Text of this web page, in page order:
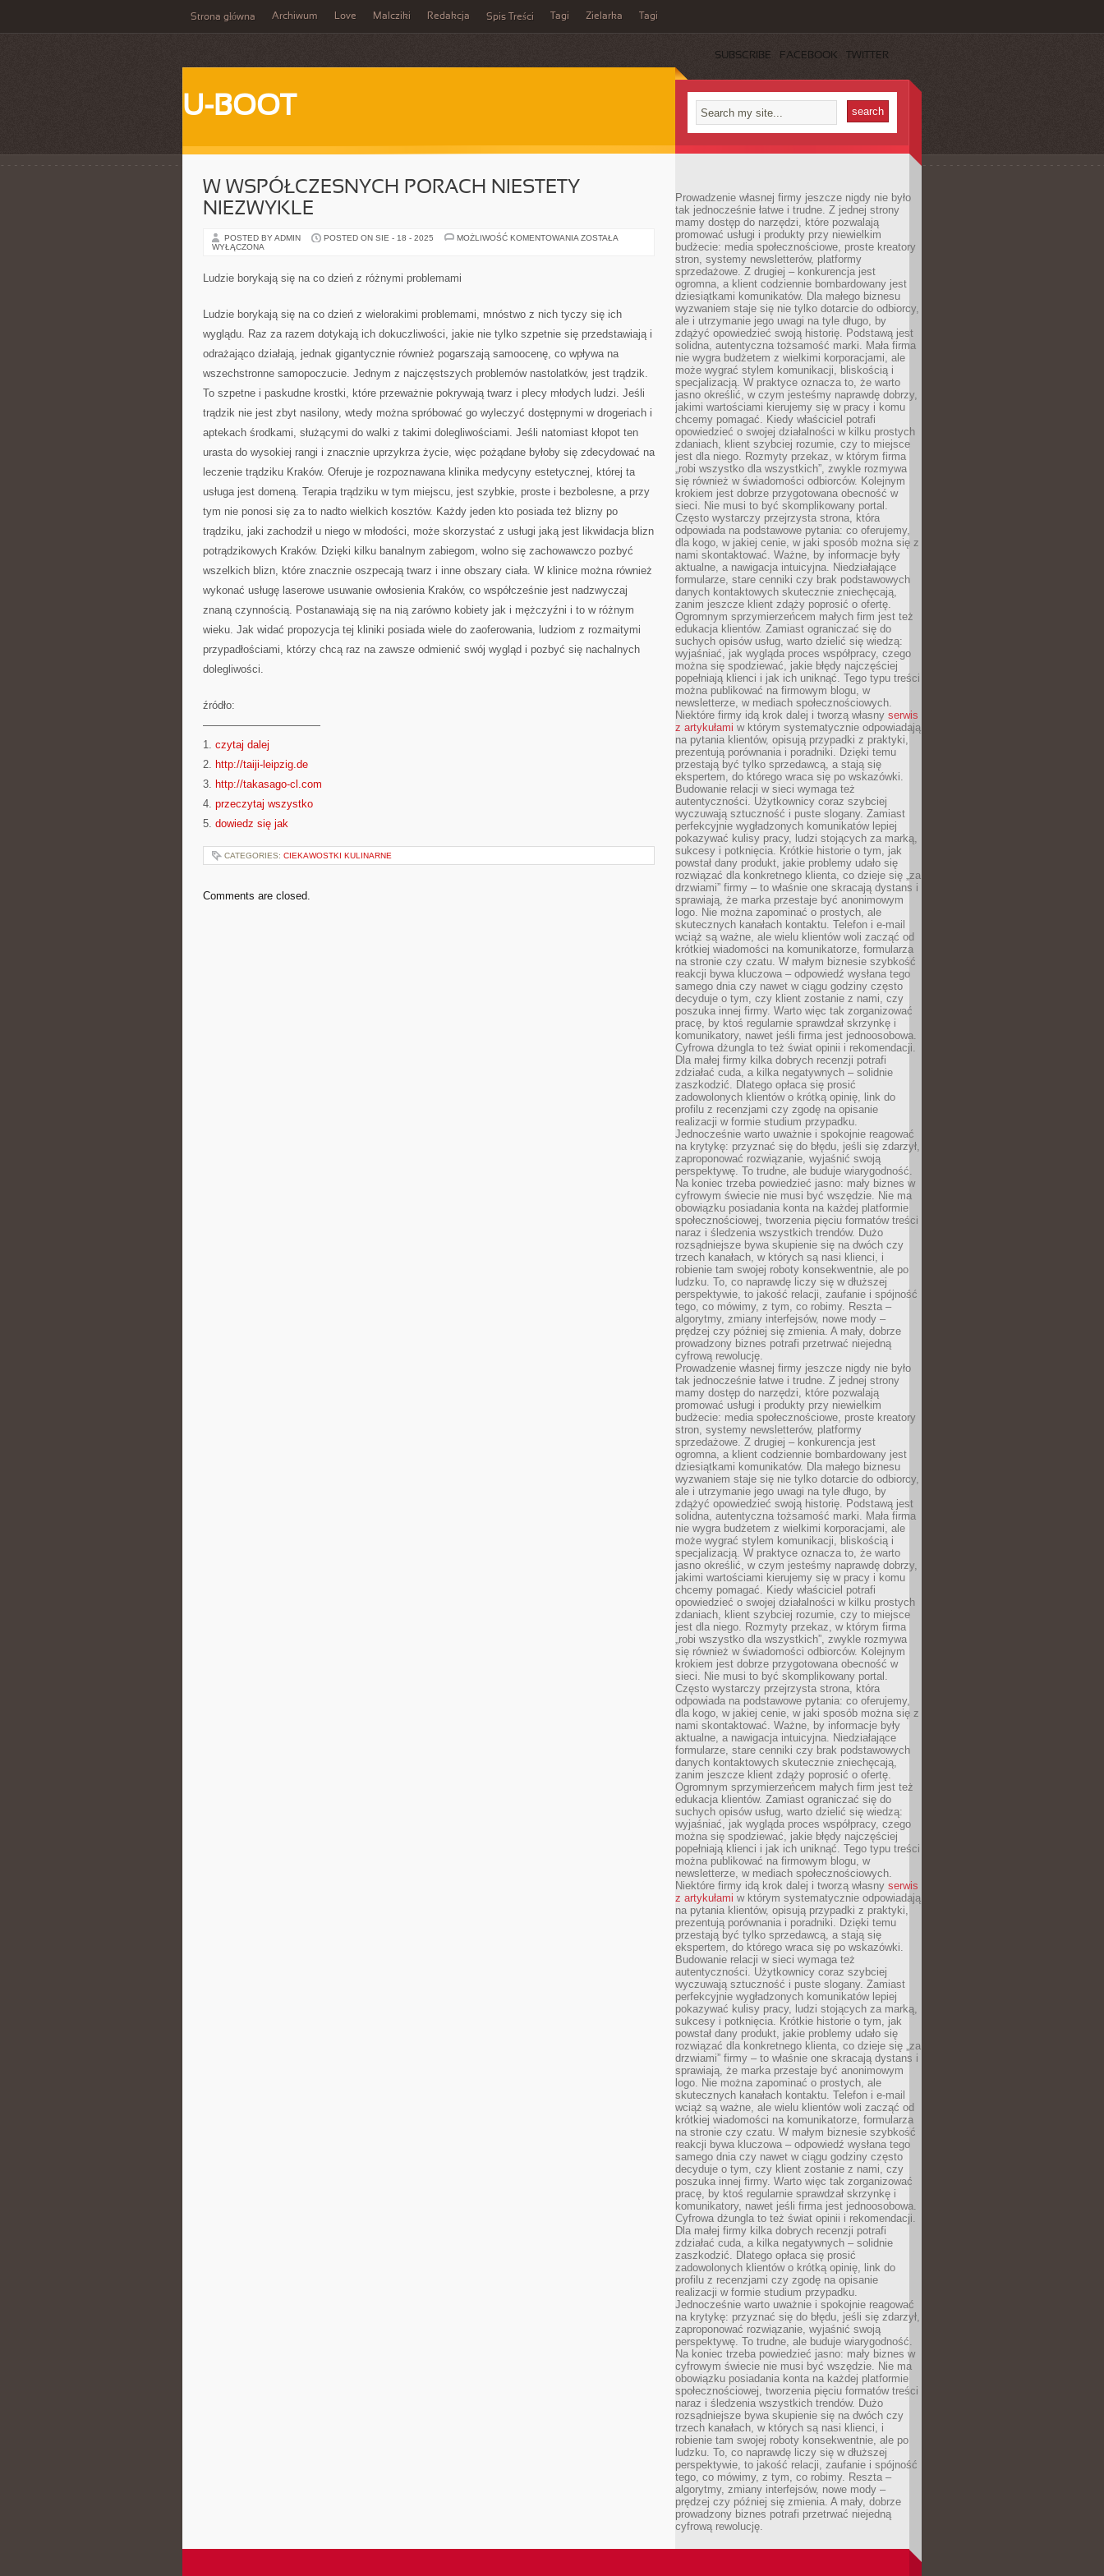
Strona główna Archiwum Love Malcziki Redakcja Spis Treści Tagi Zielarka Tagi
SUBSCRIBE FACEBOOK TWITTER
U-BOOT
W WSPÓŁCZESNYCH PORACH NIESTETY
NIEZWYKLE
POSTED BY ADMIN POSTED ON SIE - 18 - 2025 MOŻLIWOŚĆ KOMENTOWANIA W
ZOSTAŁA
WYŁĄCZONA
Ludzie borykają się na co dzień z różnymi problemami
Ludzie borykają się na co dzień z wielorakimi problemami, mnóstwo z nich tyczy się ich
wyglądu. Raz za razem dotykają ich dokuczliwości, jakie nie tylko szpetnie się przedstawiają i
odrażająco działają, jednak gigantycznie również pogarszają samoocenę, co wpływa na
wszechstronne samopoczucie. Jednym z najczęstszych problemów nastolatków, jest trądzik.
To szpetne i paskudne krostki, które przeważnie pokrywają twarz i plecy młodych ludzi. Jeśli
trądzik nie jest zbyt nasilony, wtedy można spróbować go wyleczyć dostępnymi w drogeriach i
aptekach środkami, służącymi do walki z takimi dolegliwościami. Jeśli natomiast kłopot ten
urasta do wysokiej rangi i znacznie uprzykrza życie, więc pożądane byłoby się zdecydować na
leczenie trądziku Kraków. Oferuje je rozpoznawana klinika medycyny estetycznej, której ta
usługa jest domeną. Terapia trądziku w tym miejscu, jest szybkie, proste i bezbolesne, a przy
tym nie ponosi się za to nadto wielkich kosztów. Każdy jeden kto posiada też blizny po
trądziku, jaki zachodził u niego w młodości, może skorzystać z usługi jaką jest likwidacja blizn
potrądzikowych Kraków. Dzięki kilku banalnym zabiegom, wolno się zachowawczo pozbyć
wszelkich blizn, które znacznie oszpecają twarz i inne obszary ciała. W klinice można również
wykonać usługę laserowe usuwanie owłosienia Kraków, co współcześnie jest nadzwyczaj
znaną czynnością. Postanawiają się na nią zarówno kobiety jak i mężczyźni i to w różnym
wieku. Jak widać propozycja tej kliniki posiada wiele do zaoferowania, ludziom z rozmaitymi
przypadłościami, którzy chcą raz na zawsze odmienić swój wygląd i pozbyć się nachalnych
dolegliwości.
źródło:
———————————
1. czytaj dalej
2. http://taiji-leipzig.de
3. http://takasago-cl.com
4. przeczytaj wszystko
5. dowiedz się jak
CATEGORIES: CIEKAWOSTKI KULINARNE
Comments are closed.
Prowadzenie własnej firmy jeszcze nigdy nie było
tak jednocześnie łatwe i trudne. Z jednej strony
mamy dostęp do narzędzi, które pozwalają
promować usługi i produkty przy niewielkim
budżecie: media społecznościowe, proste kreatory
stron, systemy newsletterów, platformy
sprzedażowe. Z drugiej – konkurencja jest
ogromna, a klient codziennie bombardowany jest
dziesiątkami komunikatów. Dla małego biznesu
wyzwaniem staje się nie tylko dotarcie do odbiorcy,
ale i utrzymanie jego uwagi na tyle długo, by
zdążyć opowiedzieć swoją historię. Podstawą jest
solidna, autentyczna tożsamość marki. Mała firma
nie wygra budżetem z wielkimi korporacjami, ale
może wygrać stylem komunikacji, bliskością i
specjalizacją. W praktyce oznacza to, że warto
jasno określić, w czym jesteśmy naprawdę dobrzy,
jakimi wartościami kierujemy się w pracy i komu
chcemy pomagać. Kiedy właściciel potrafi
opowiedzieć o swojej działalności w kilku prostych
zdaniach, klient szybciej rozumie, czy to miejsce
jest dla niego. Rozmyty przekaz, w którym firma
„robi wszystko dla wszystkich”, zwykle rozmywa
się również w świadomości odbiorców. Kolejnym
krokiem jest dobrze przygotowana obecność w
sieci. Nie musi to być skomplikowany portal.
Często wystarczy przejrzysta strona, która
odpowiada na podstawowe pytania: co oferujemy,
dla kogo, w jakiej cenie, w jaki sposób można się z
nami skontaktować. Ważne, by informacje były
aktualne, a nawigacja intuicyjna. Niedziałające
formularze, stare cenniki czy brak podstawowych
danych kontaktowych skutecznie zniechęcają,
zanim jeszcze klient zdąży poprosić o ofertę.
Ogromnym sprzymierzeńcem małych firm jest też
edukacja klientów. Zamiast ograniczać się do
suchych opisów usług, warto dzielić się wiedzą:
wyjaśniać, jak wygląda proces współpracy, czego
można się spodziewać, jakie błędy najczęściej
popełniają klienci i jak ich uniknąć. Tego typu treści
można publikować na firmowym blogu, w
newsletterze, w mediach społecznościowych.
Niektóre firmy idą krok dalej i tworzą własny serwis
z artykułami w którym systematycznie odpowiadają
na pytania klientów, opisują przypadki z praktyki,
prezentują porównania i poradniki. Dzięki temu
przestają być tylko sprzedawcą, a stają się
ekspertem, do którego wraca się po wskazówki.
Budowanie relacji w sieci wymaga też
autentyczności. Użytkownicy coraz szybciej
wyczuwają sztuczność i puste slogany. Zamiast
perfekcyjnie wygładzonych komunikatów lepiej
pokazywać kulisy pracy, ludzi stojących za marką,
sukcesy i potknięcia. Krótkie historie o tym, jak
powstał dany produkt, jakie problemy udało się
rozwiązać dla konkretnego klienta, co dzieje się „za
drzwiami” firmy – to właśnie one skracają dystans i
sprawiają, że marka przestaje być anonimowym
logo. Nie można zapominać o prostych, ale
skutecznych kanałach kontaktu. Telefon i e-mail
wciąż są ważne, ale wielu klientów woli zacząć od
krótkiej wiadomości na komunikatorze, formularza
na stronie czy czatu. W małym biznesie szybkość
reakcji bywa kluczowa – odpowiedź wysłana tego
samego dnia czy nawet w ciągu godziny często
decyduje o tym, czy klient zostanie z nami, czy
poszuka innej firmy. Warto więc tak zorganizować
pracę, by ktoś regularnie sprawdzał skrzynkę i
komunikatory, nawet jeśli firma jest jednoosobowa.
Cyfrowa dżungla to też świat opinii i rekomendacji.
Dla małej firmy kilka dobrych recenzji potrafi
zdziałać cuda, a kilka negatywnych – solidnie
zaszkodzić. Dlatego opłaca się prosić
zadowolonych klientów o krótką opinię, link do
profilu z recenzjami czy zgodę na opisanie
realizacji w formie studium przypadku.
Jednocześnie warto uważnie i spokojnie reagować
na krytykę: przyznać się do błędu, jeśli się zdarzył,
zaproponować rozwiązanie, wyjaśnić swoją
perspektywę. To trudne, ale buduje wiarygodność.
Na koniec trzeba powiedzieć jasno: mały biznes w
cyfrowym świecie nie musi być wszędzie. Nie ma
obowiązku posiadania konta na każdej platformie
społecznościowej, tworzenia pięciu formatów treści
naraz i śledzenia wszystkich trendów. Dużo
rozsądniejsze bywa skupienie się na dwóch czy
trzech kanałach, w których są nasi klienci, i
robienie tam swojej roboty konsekwentnie, ale po
ludzku. To, co naprawdę liczy się w dłuższej
perspektywie, to jakość relacji, zaufanie i spójność
tego, co mówimy, z tym, co robimy. Reszta –
algorytmy, zmiany interfejsów, nowe mody –
prędzej czy później się zmienia. A mały, dobrze
prowadzony biznes potrafi przetrwać niejedną
cyfrową rewolucję.
Prowadzenie własnej firmy jeszcze nigdy nie było
tak jednocześnie łatwe i trudne. Z jednej strony
mamy dostęp do narzędzi, które pozwalają
promować usługi i produkty przy niewielkim
budżecie: media społecznościowe, proste kreatory
stron, systemy newsletterów, platformy
sprzedażowe. Z drugiej – konkurencja jest
ogromna, a klient codziennie bombardowany jest
dziesiątkami komunikatów. Dla małego biznesu
wyzwaniem staje się nie tylko dotarcie do odbiorcy,
ale i utrzymanie jego uwagi na tyle długo, by
zdążyć opowiedzieć swoją historię. Podstawą jest
solidna, autentyczna tożsamość marki. Mała firma
nie wygra budżetem z wielkimi korporacjami, ale
może wygrać stylem komunikacji, bliskością i
specjalizacją. W praktyce oznacza to, że warto
jasno określić, w czym jesteśmy naprawdę dobrzy,
jakimi wartościami kierujemy się w pracy i komu
chcemy pomagać. Kiedy właściciel potrafi
opowiedzieć o swojej działalności w kilku prostych
zdaniach, klient szybciej rozumie, czy to miejsce
jest dla niego. Rozmyty przekaz, w którym firma
„robi wszystko dla wszystkich”, zwykle rozmywa
się również w świadomości odbiorców. Kolejnym
krokiem jest dobrze przygotowana obecność w
sieci. Nie musi to być skomplikowany portal.
Często wystarczy przejrzysta strona, która
odpowiada na podstawowe pytania: co oferujemy,
dla kogo, w jakiej cenie, w jaki sposób można się z
nami skontaktować. Ważne, by informacje były
aktualne, a nawigacja intuicyjna. Niedziałające
formularze, stare cenniki czy brak podstawowych
danych kontaktowych skutecznie zniechęcają,
zanim jeszcze klient zdąży poprosić o ofertę.
Ogromnym sprzymierzeńcem małych firm jest też
edukacja klientów. Zamiast ograniczać się do
suchych opisów usług, warto dzielić się wiedzą:
wyjaśniać, jak wygląda proces współpracy, czego
można się spodziewać, jakie błędy najczęściej
popełniają klienci i jak ich uniknąć. Tego typu treści
można publikować na firmowym blogu, w
newsletterze, w mediach społecznościowych.
Niektóre firmy idą krok dalej i tworzą własny serwis
z artykułami w którym systematycznie odpowiadają
na pytania klientów, opisują przypadki z praktyki,
prezentują porównania i poradniki. Dzięki temu
przestają być tylko sprzedawcą, a stają się
ekspertem, do którego wraca się po wskazówki.
Budowanie relacji w sieci wymaga też
autentyczności. Użytkownicy coraz szybciej
wyczuwają sztuczność i puste slogany. Zamiast
perfekcyjnie wygładzonych komunikatów lepiej
pokazywać kulisy pracy, ludzi stojących za marką,
sukcesy i potknięcia. Krótkie historie o tym, jak
powstał dany produkt, jakie problemy udało się
rozwiązać dla konkretnego klienta, co dzieje się „za
drzwiami” firmy – to właśnie one skracają dystans i
sprawiają, że marka przestaje być anonimowym
logo. Nie można zapominać o prostych, ale
skutecznych kanałach kontaktu. Telefon i e-mail
wciąż są ważne, ale wielu klientów woli zacząć od
krótkiej wiadomości na komunikatorze, formularza
na stronie czy czatu. W małym biznesie szybkość
reakcji bywa kluczowa – odpowiedź wysłana tego
samego dnia czy nawet w ciągu godziny często
decyduje o tym, czy klient zostanie z nami, czy
poszuka innej firmy. Warto więc tak zorganizować
pracę, by ktoś regularnie sprawdzał skrzynkę i
komunikatory, nawet jeśli firma jest jednoosobowa.
Cyfrowa dżungla to też świat opinii i rekomendacji.
Dla małej firmy kilka dobrych recenzji potrafi
zdziałać cuda, a kilka negatywnych – solidnie
zaszkodzić. Dlatego opłaca się prosić
zadowolonych klientów o krótką opinię, link do
profilu z recenzjami czy zgodę na opisanie
realizacji w formie studium przypadku.
Jednocześnie warto uważnie i spokojnie reagować
na krytykę: przyznać się do błędu, jeśli się zdarzył,
zaproponować rozwiązanie, wyjaśnić swoją
perspektywę. To trudne, ale buduje wiarygodność.
Na koniec trzeba powiedzieć jasno: mały biznes w
cyfrowym świecie nie musi być wszędzie. Nie ma
obowiązku posiadania konta na każdej platformie
społecznościowej, tworzenia pięciu formatów treści
naraz i śledzenia wszystkich trendów. Dużo
rozsądniejsze bywa skupienie się na dwóch czy
trzech kanałach, w których są nasi klienci, i
robienie tam swojej roboty konsekwentnie, ale po
ludzku. To, co naprawdę liczy się w dłuższej
perspektywie, to jakość relacji, zaufanie i spójność
tego, co mówimy, z tym, co robimy. Reszta –
algorytmy, zmiany interfejsów, nowe mody –
prędzej czy później się zmienia. A mały, dobrze
prowadzony biznes potrafi przetrwać niejedną
cyfrową rewolucję.